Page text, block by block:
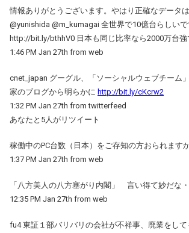
情報ありがとうございます。やはり正確なデータ
@yunishida @m_kumagai 全世界で10億台らしいで
http://bit.ly/bthhV0 日本も同じ比率なら2000万台強
1:46 PM Jan 27th from web
cnet_japan グーグル、「ソーシャルウェブチーム
家のブログから明らかに http://bit.ly/cKcrw2
1:32 PM Jan 27th from twitterfeed
あなたと5人がリツイート
稼働中のPC台数（日本）をご存知の方おられます
1:37 PM Jan 27th from web
「八方美人の八方塞がり内閣」 言い得て妙だな・
12:35 PM Jan 27th from web
fu4 東証１部バリバリの会社が不祥事、廃業をし